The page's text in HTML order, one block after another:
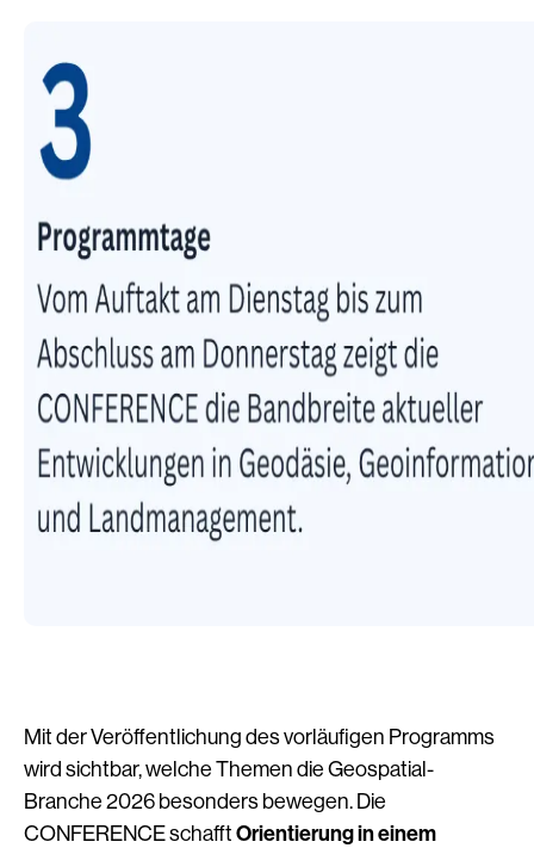
Mit der Veröffentlichung des vorläufigen Programms
wird sichtbar, welche Themen die Geospatial-
Branche 2026 besonders bewegen. Die
CONFERENCE schafft Orientierung in einem